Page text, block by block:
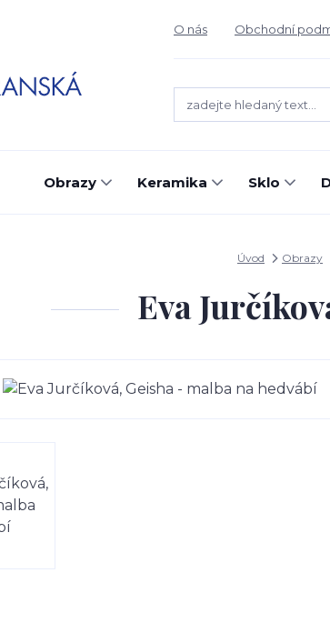
O nás Obchodní
Obrazy Keramika Sklo
Úvod Obrazy
Eva